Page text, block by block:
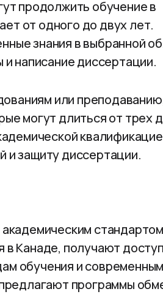
продолжить обучение в
от одного до двух лет.
знания в выбранной
написание диссертации.
или
могут длиться от трех
и защиту диссертации.
Канаде, получают
обучения и современным
программы